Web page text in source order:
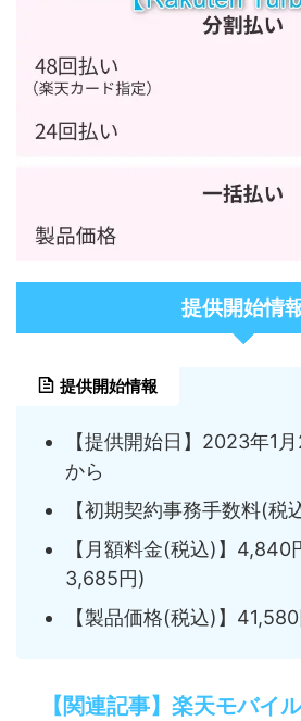
提供開始情
提供開始情報
【提供開始日】2023年1
から
【初期契約事務手数料(
【月額料金(税込)】4,840
3,685円)
【製品価格(税込)】
【関連記事】楽天モバイ